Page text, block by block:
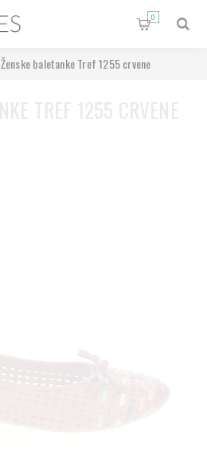
0
Ženske baletanke Tref 1255 crvene